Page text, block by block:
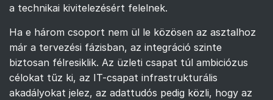
a technikai kivitelezésért felelnek.
Ha e három csoport nem ül le közösen az asztalhoz
már a tervezési fázisban, az integráció szinte
biztosan félresiklik. Az üzleti csapat túl ambiciózus
célokat tűz ki, az IT-csapat infrastrukturális
akadályokat jelez, az adattudós pedig közli, hogy az